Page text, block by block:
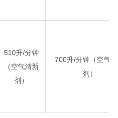
510升/分钟
（空气清新
剂）
700升/分钟（空气
剂）